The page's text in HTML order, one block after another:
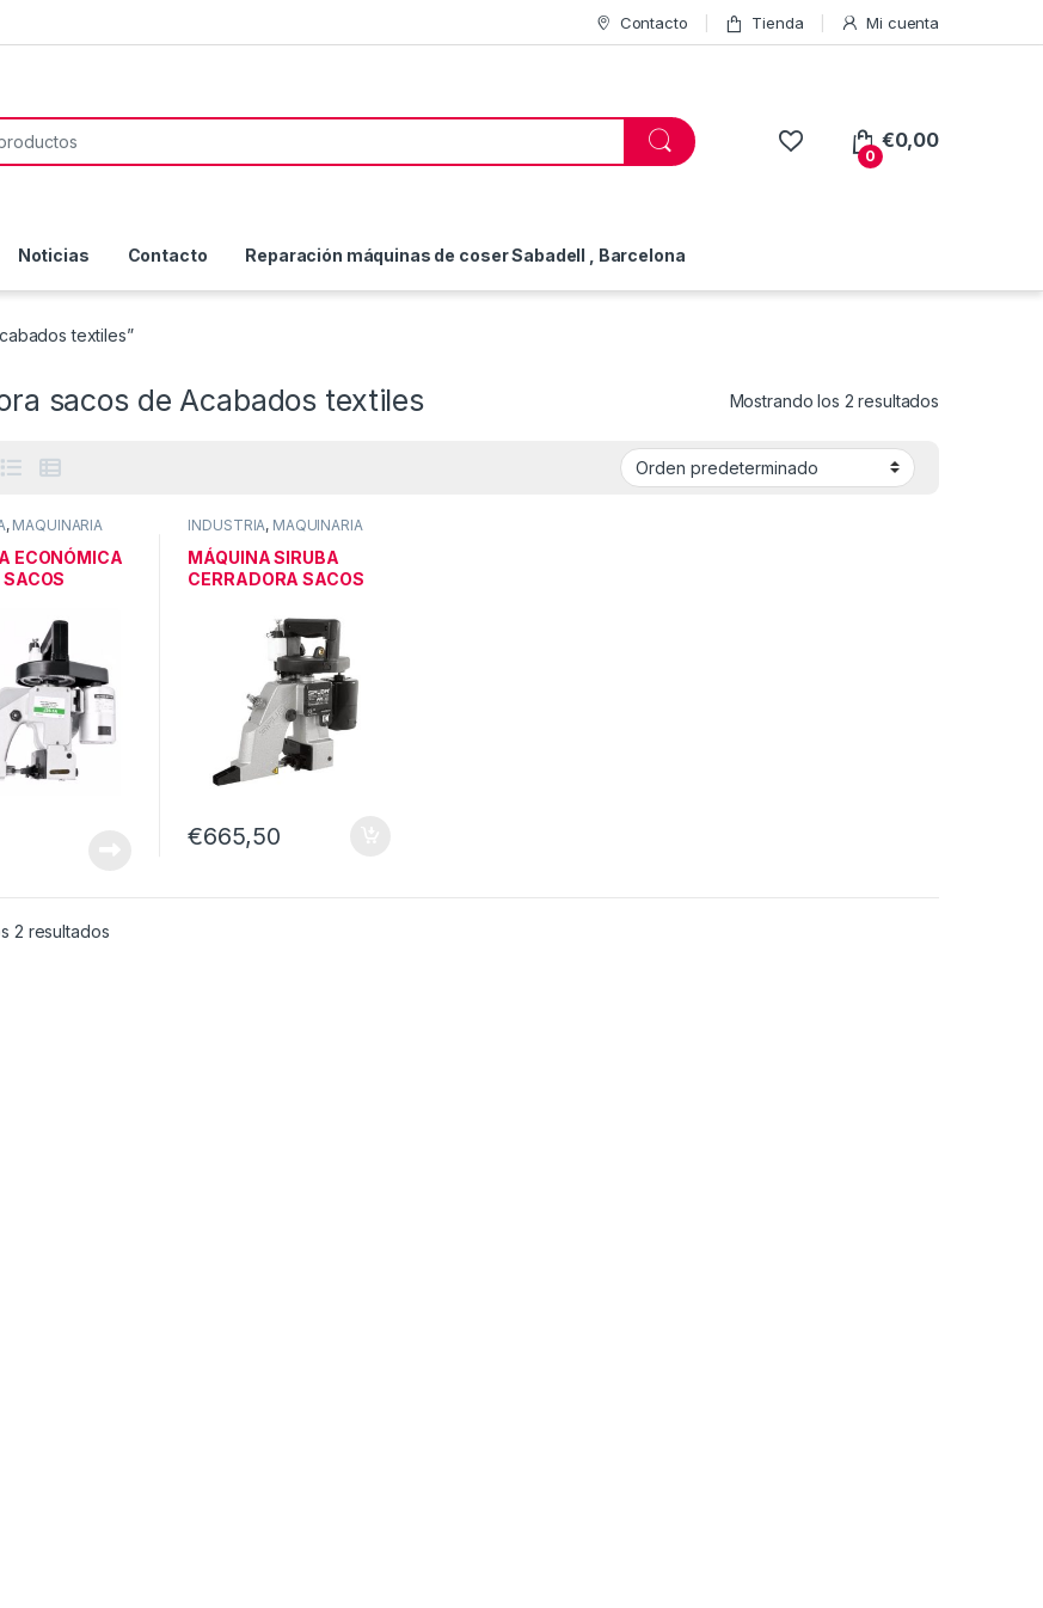
Contacto Tienda Mi cuenta
0
€0,00
Noticias Contacto Reparación máquinas de coser Sabadell , Barcelona
textiles”
sacos de Acabados textiles Mostrando los 2 resultados
, MAQUINARIA
ECONÓMICA
SACOS
INDUSTRIA, MAQUINARIA
MÁQUINA SIRUBA
CERRADORA SACOS
€665,50
2 resultados